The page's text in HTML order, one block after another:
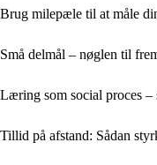
Brug milepæle til at måle
Små delmål – nøglen til
Læring som social proces –
Tillid på afstand: Sådan